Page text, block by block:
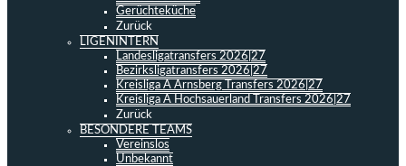
Gerüchteküche
Zurück
LIGENINTERN
Landesligatransfers 2026|27
Bezirksligatransfers 2026|27
Kreisliga A Arnsberg Transfers 2026|27
Kreisliga A Hochsauerland Transfers 2026|27
Zurück
BESONDERE TEAMS
Vereinslos
Unbekannt